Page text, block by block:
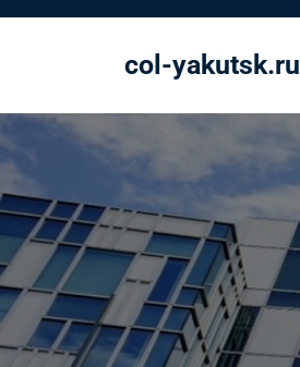
col-yakutsk.ru